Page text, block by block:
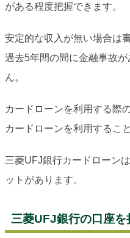
がある程度把握できます。
安定的な収入が無い場合は
過去5年間の間に金融事故
ん。
カードローンを利用する際
カードローンを利用するこ
三菱UFJ銀行カードローン
ットがあります。
三菱UFJ銀行の口座